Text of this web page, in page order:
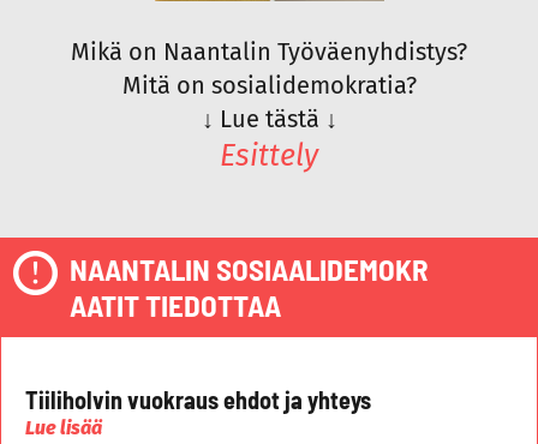
Mikä on Naantalin Työväenyhdistys?
Mitä on sosialidemokratia?
↓ Lue tästä ↓
Esittely
NAANTALIN SOSIAALIDEMOKR
AATIT TIEDOTTAA
Tiiliholvin vuokraus ehdot ja yhteys
Lue lisää